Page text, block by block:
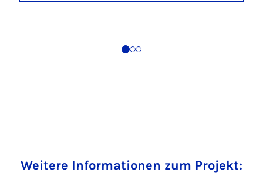
Weitere Informationen zum Projekt: